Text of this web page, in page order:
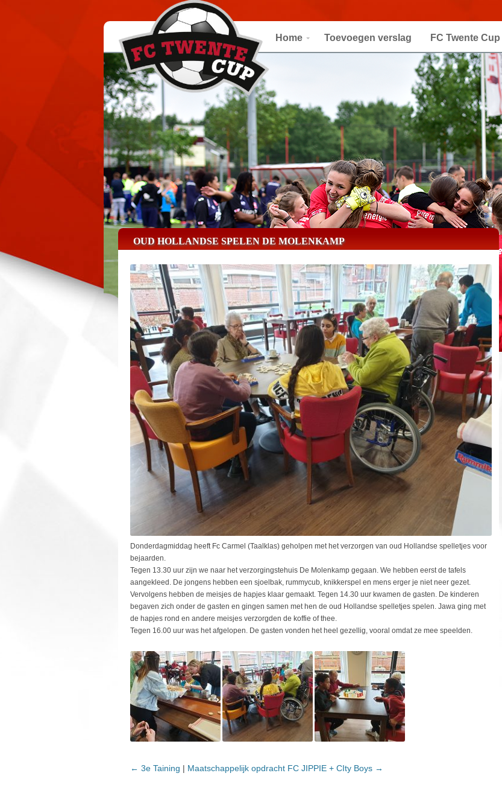
Home Toevoegen verslag FC Twente Cup
OUD HOLLANDSE SPELEN DE MOLENKAMP
Donderdagmiddag heeft Fc Carmel (Taalklas) geholpen met het verzorgen van oud Hollandse spelletjes voor
bejaarden.
Tegen 13.30 uur zijn we naar het verzorgingstehuis De Molenkamp gegaan. We hebben eerst de tafels
aangekleed. De jongens hebben een sjoelbak, rummycub, knikkerspel en mens erger je niet neer gezet.
Vervolgens hebben de meisjes de hapjes klaar gemaakt. Tegen 14.30 uur kwamen de gasten. De kinderen
begaven zich onder de gasten en gingen samen met hen de oud Hollandse spelletjes spelen. Jawa ging met
de hapjes rond en andere meisjes verzorgden de koffie of thee.
Tegen 16.00 uur was het afgelopen. De gasten vonden het heel gezellig, vooral omdat ze mee speelden.
BERICHTNAVIGATIE
← 3e Taining | Maatschappelijk opdracht FC JIPPIE + CIty Boys →